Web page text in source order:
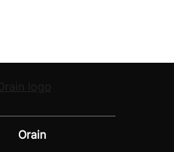
Orain